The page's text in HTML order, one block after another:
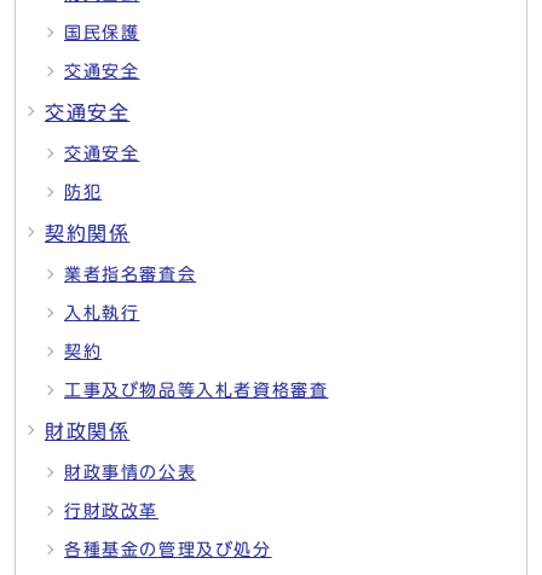
国民保護
交通安全
交通安全
交通安全
防犯
契約関係
業者指名審査会
入札執行
契約
工事及び物品等入札者資格審査
財政関係
財政事情の公表
行財政改革
各種基金の管理及び処分